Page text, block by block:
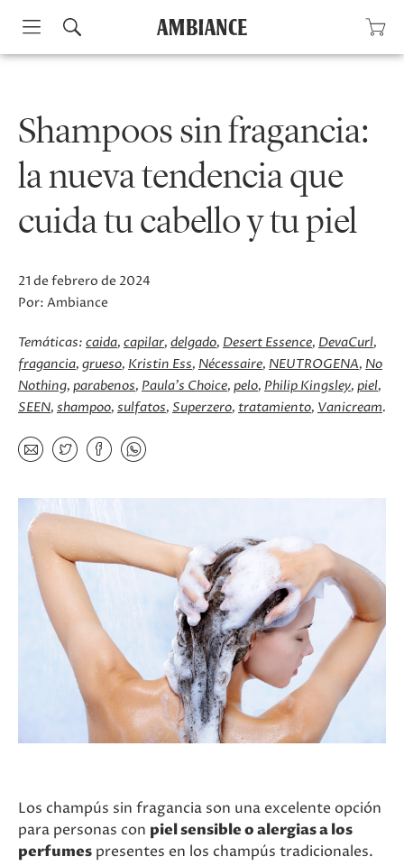
Skip
Shampoos sin fragancia:
la nueva tendencia que
cuida tu cabello y tu piel
21 de febrero de 2024
Por: Ambiance
Temáticas: caida capilar delgado Desert Essence DevaCurl
fragancia grueso Kristin Ess Nécessaire NEUTROGENA No
Nothing parabenos Paula's Choice pelo Philip Kingsley piel
SEEN shampoo sulfatos Superzero tratamiento Vanicream
Los champús sin fragancia son una excelente opción
para personas con piel sensible o alergias a los
perfumes presentes en los champús tradicionales.